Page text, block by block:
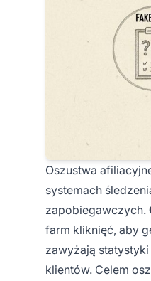
Oszustwa
systemach
zapobiegawczych.
farm kliknięć, aby
zawyżają
klientów. Celem